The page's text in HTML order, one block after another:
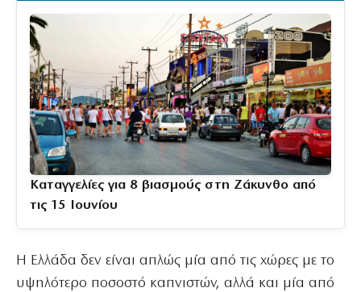
Καταγγελίες για 8 βιασμούς στη Ζάκυνθο από
τις 15 Ιουνίου
Η Ελλάδα δεν είναι απλώς μία από τις χώρες με το
υψηλότερο ποσοστό καπνιστών, αλλά και μία από